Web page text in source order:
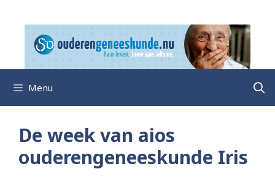
naar
Menu
De week van aios
ouderengeneeskunde Iris